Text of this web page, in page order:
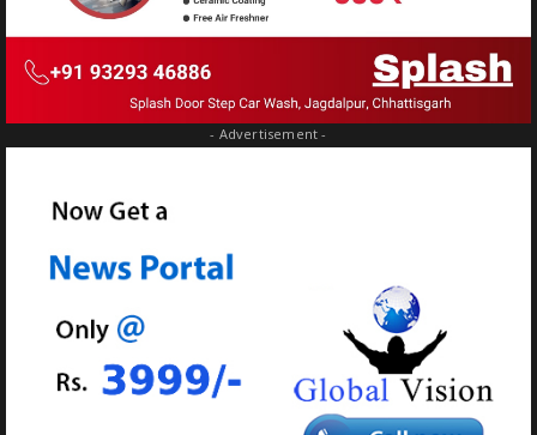
- Advertisement -